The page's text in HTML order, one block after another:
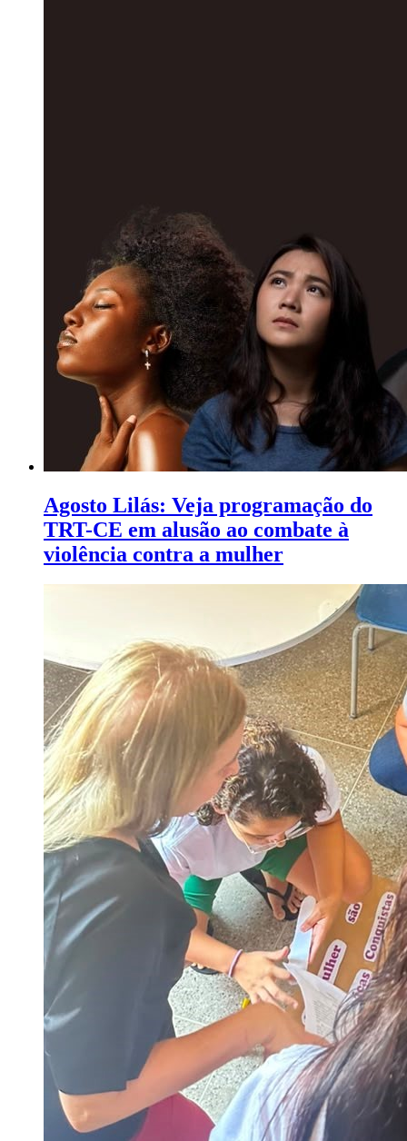
Agosto Lilás: Veja programação do
TRT-CE em alusão ao combate à
violência contra a mulher